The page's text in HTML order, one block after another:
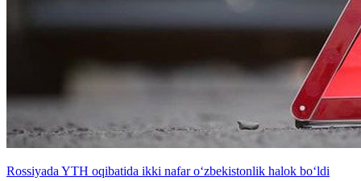
Rossiyada YTH oqibatida ikki nafar o‘zbekistonlik halok bo‘ldi